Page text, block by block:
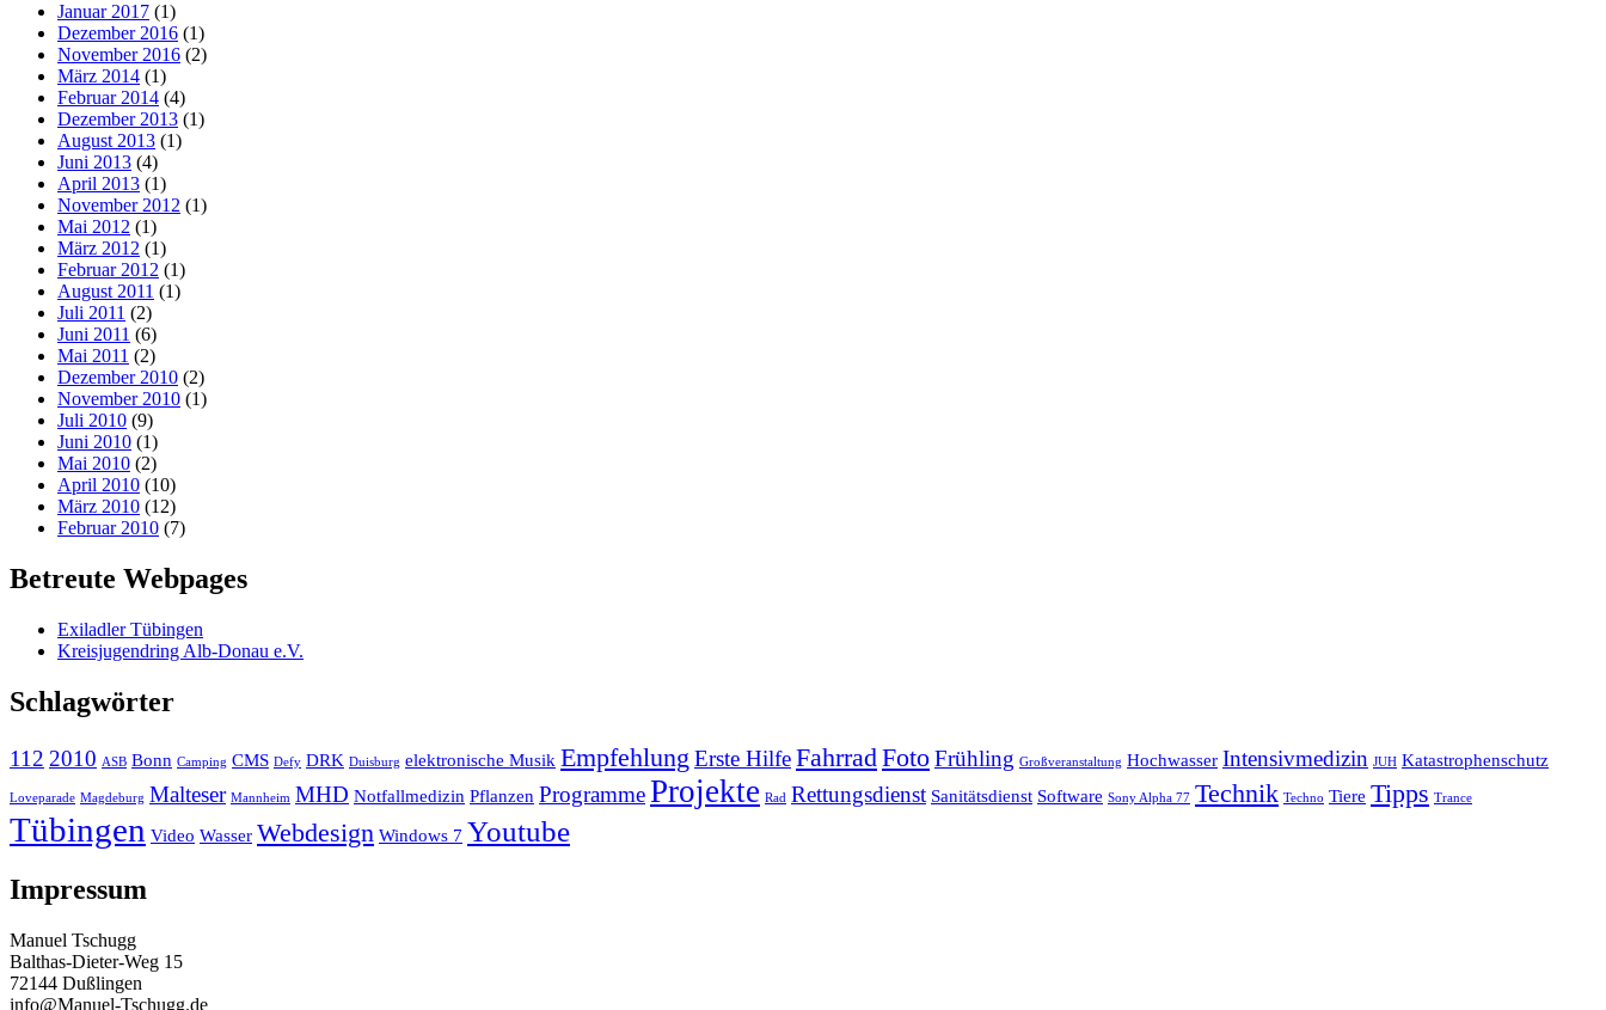
Januar 2017 (1)
Dezember 2016 (1)
November 2016 (2)
März 2014 (1)
Februar 2014 (4)
Dezember 2013 (1)
August 2013 (1)
Juni 2013 (4)
April 2013 (1)
November 2012 (1)
Mai 2012 (1)
März 2012 (1)
Februar 2012 (1)
August 2011 (1)
Juli 2011 (2)
Juni 2011 (6)
Mai 2011 (2)
Dezember 2010 (2)
November 2010 (1)
Juli 2010 (9)
Juni 2010 (1)
Mai 2010 (2)
April 2010 (10)
März 2010 (12)
Februar 2010 (7)
Betreute Webpages
Exiladler Tübingen
Kreisjugendring Alb-Donau e.V.
Schlagwörter
112 2010 ASB Bonn Camping CMS Defy DRK Duisburg elektronische Musik Empfehlung Erste HilfeFahrrad FotoFrühling Großveranstaltung Hochwasser Intensivmedizin JUH Katastrophenschutz
Loveparade Magdeburg Malteser Mannheim MHD Notfallmedizin Pflanzen ProgrammeProjekte Rad Rettungsdienst Sanitätsdienst Software Sony Alpha 77 Technik Techno Tiere Tipps Trance
Tübingen Video Wasser Webdesign Windows 7 Youtube
Impressum
Manuel Tschugg
Balthas-Dieter-Weg 15
72144 Dußlingen
info@Manuel-Tschugg.de